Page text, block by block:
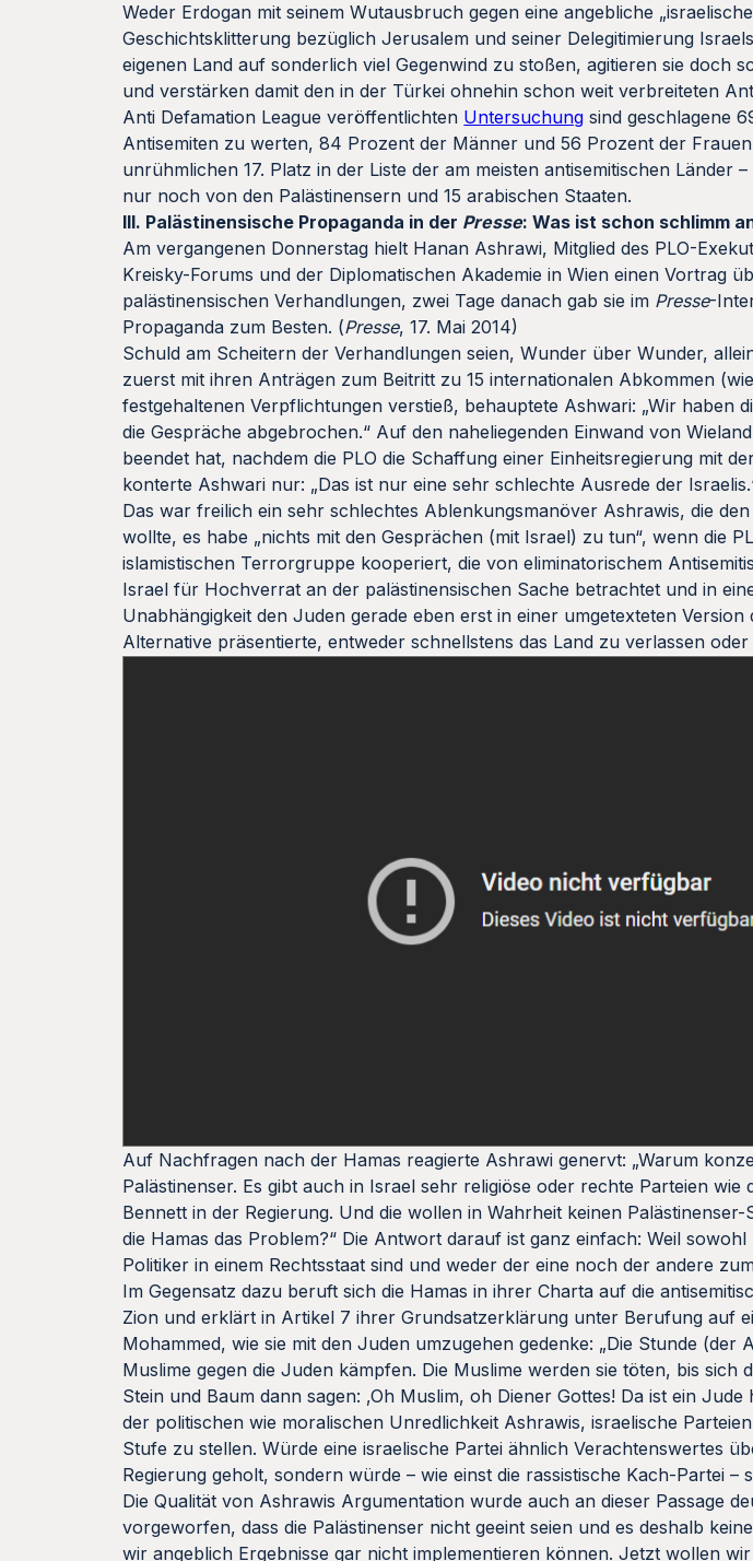
Weder Erdogan mit seinem Wutausbruch gegen eine angebliche
Geschichtsklitterung bezüglich Jerusalem und seiner Delegitimierung
eigenen Land auf sonderlich viel Gegenwind zu stoßen, agitieren sie doch
und verstärken damit den in der Türkei ohnehin schon weit verbreiteten
Anti Defamation League veröffentlichten Untersuchung sind geschlagene
Antisemiten zu werten, 84 Prozent der Männer und 56 Prozent der
unrühmlichen 17. Platz in der Liste der am meisten antisemitischen Länder
nur noch von den Palästinensern und 15 arabischen Staaten.
III. Palästinensische Propaganda in der Presse: Was ist schon schlimm
Am vergangenen Donnerstag hielt Hanan Ashrawi, Mitglied des PLO-
Kreisky-Forums und der Diplomatischen Akademie in Wien einen Vortrag
palästinensischen Verhandlungen, zwei Tage danach gab sie im Presse-
Propaganda zum Besten. (Presse, 17. Mai 2014)
Schuld am Scheitern der Verhandlungen seien, Wunder über Wunder,
zuerst mit ihren Anträgen zum Beitritt zu 15 internationalen Abkommen
festgehaltenen Verpflichtungen verstieß, behauptete Ashwari: „Wir haben
die Gespräche abgebrochen.“ Auf den naheliegenden Einwand von
beendet hat, nachdem die PLO die Schaffung einer Einheitsregierung mit
konterte Ashwari nur: „Das ist nur eine sehr schlechte Ausrede der
Das war freilich ein sehr schlechtes Ablenkungsmanöver Ashrawis, die
wollte, es habe „nichts mit den Gesprächen (mit Israel) zu tun“, wenn die
islamistischen Terrorgruppe kooperiert, die von eliminatorischem
Israel für Hochverrat an der palästinensischen Sache betrachtet und in
Unabhängigkeit den Juden gerade eben erst in einer umgetexteten
Alternative präsentierte, entweder schnellstens das Land zu verlassen
Auf Nachfragen nach der Hamas reagierte Ashrawi genervt: „Warum
Palästinenser. Es gibt auch in Israel sehr religiöse oder rechte Parteien
Bennett in der Regierung. Und die wollen in Wahrheit keinen
die Hamas das Problem?“ Die Antwort darauf ist ganz einfach: Weil
Politiker in einem Rechtsstaat sind und weder der eine noch der andere
Im Gegensatz dazu beruft sich die Hamas in ihrer Charta auf die
Zion und erklärt in Artikel 7 ihrer Grundsatzerklärung unter Berufung auf
Mohammed, wie sie mit den Juden umzugehen gedenke: „Die Stunde
Muslime gegen die Juden kämpfen. Die Muslime werden sie töten, bis
Stein und Baum dann sagen: ‚Oh Muslim, oh Diener Gottes! Da ist ein
der politischen wie moralischen Unredlichkeit Ashrawis, israelische
Stufe zu stellen. Würde eine israelische Partei ähnlich Verachtenswertes
Regierung geholt, sondern würde – wie einst die rassistische Kach-Partei
Die Qualität von Ashrawis Argumentation wurde auch an dieser Passage
vorgeworfen, dass die Palästinenser nicht geeint seien und es deshalb
wir angeblich Ergebnisse gar nicht implementieren können. Jetzt wollen